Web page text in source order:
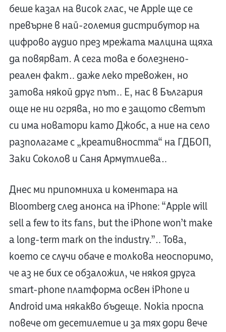
беше казал на висок глас, че Apple ще се
превърне в най-големия дистрибутор на
цифрово аудио през мрежата малцина щяха
да повярват. А сега това е болезнено-
реален факт… даже леко тревожен, но
затова някой друг път… Е, нас в България
още не ни огрява, но то е защото светът
си има новатори като Джобс, а ние на село
разполагаме с „креативността“ на ГДБОП,
Заки Соколов и Саня Армутлиева…
Днес ми припомниха и коментара на
Bloomberg след анонса на iPhone: “Apple will
sell a few to its fans, but the iPhone won’t make
a long-term mark on the industry.”… Това,
което се случи обаче е толкова неоспоримо,
че аз не бих се обзаложил, че някоя друга
smart-phone платформа освен iPhone и
Android има някакво бъдеще. Nokia проспа
повече от десетилетие и за тях дори вече